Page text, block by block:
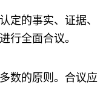
的事实、证据、
行全面合议。
数的原则。合议应